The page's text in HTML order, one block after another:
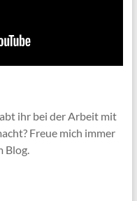
ihr bei der Arbeit mit
Freue mich immer
Blog.